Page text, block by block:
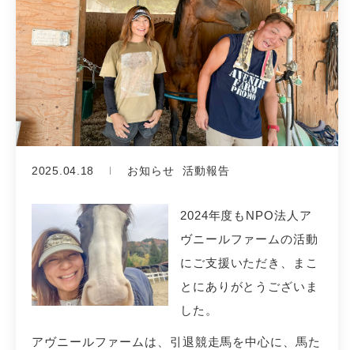
2025.04.18 お知らせ 活動報告
2024年度もNPO法人ア
ヴニールファームの活動
にご支援いただき、まこ
とにありがとうございま
した。
アヴニールファームは、引退競走馬を中心に、馬た